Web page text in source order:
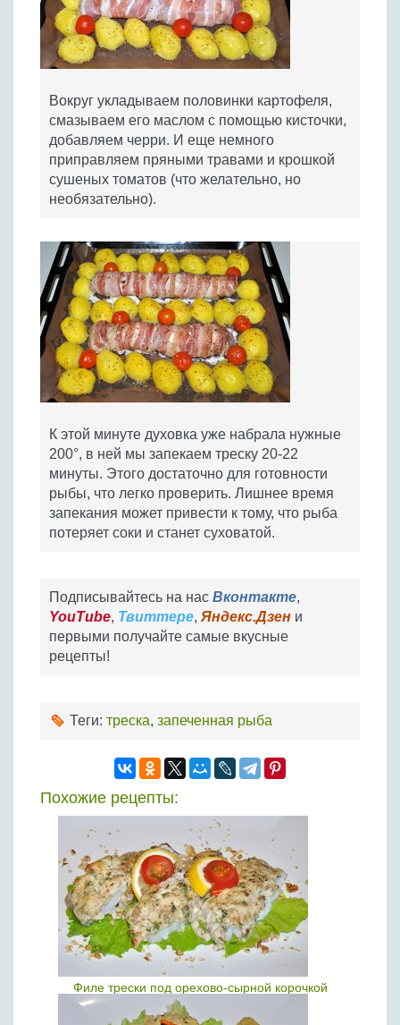
Вокруг укладываем половинки картофеля,
смазываем его маслом с помощью кисточки,
добавляем черри. И еще немного
приправляем пряными травами и крошкой
сушеных томатов (что желательно, но
необязательно).
К этой минуте духовка уже набрала нужные
200°, в ней мы запекаем треску 20-22
минуты. Этого достаточно для готовности
рыбы, что легко проверить. Лишнее время
запекания может привести к тому, что рыба
потеряет соки и станет суховатой.
Подписывайтесь на нас Вконтакте,
YouTube, Твиттере, Яндекс.Дзен и
первыми получайте самые вкусные
рецепты!
Теги: треска, запеченная рыба
Похожие рецепты:
Филе трески под орехово-сырной корочкой